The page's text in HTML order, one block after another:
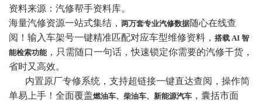
资料来源：汽修帮手资料库。
海量汽修资源一站式集结， 两万套专业汽修数据随心在线查
阅！输入车架号一键精准匹配对应车型维修资料， 搭载 AI 智
能检索功能 ，只需随口一句话，快速锁定你需要的汽修干货，
省时又高效。
内置原厂专修系统，支持超链接一键直达查阅，操作简
单易上手！全面覆盖燃油车、柴油车、新能源汽车 ，囊括市面